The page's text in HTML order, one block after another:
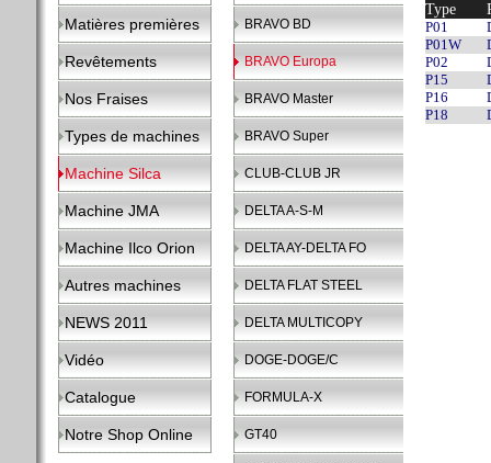
Matières premières
Revêtements
Nos Fraises
Types de machines
Machine Silca
Machine JMA
Machine Ilco Orion
Autres machines
NEWS 2011
Vidéo
Catalogue
Notre Shop Online
BRAVO BD
BRAVO Europa
BRAVO Master
BRAVO Super
CLUB-CLUB JR
DELTA A-S-M
DELTA AY-DELTA FO
DELTA FLAT STEEL
DELTA MULTICOPY
DOGE-DOGE/C
FORMULA-X
GT40
Type
P01
P01W
P02
P15
P16
P18